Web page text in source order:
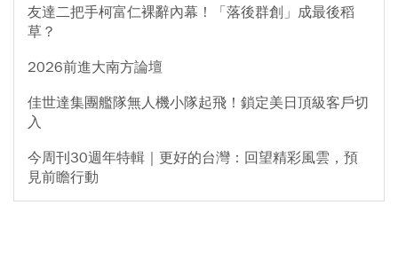
友達二把手柯富仁裸辭內幕！「落後群創」成最後稻
草？
2026前進大南方論壇
佳世達集團艦隊無人機小隊起飛！鎖定美日頂級客戶切
入
今周刊30週年特輯｜更好的台灣：回望精彩風雲，預
見前瞻行動